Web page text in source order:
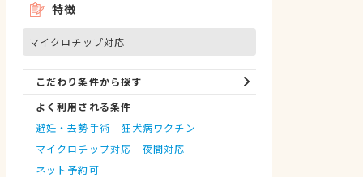
特徴
マイクロチップ対応
こだわり条件から探す
よく利用される条件
避妊・去勢手術
狂犬病ワクチン
マイクロチップ対応
夜間対応
ネット予約可